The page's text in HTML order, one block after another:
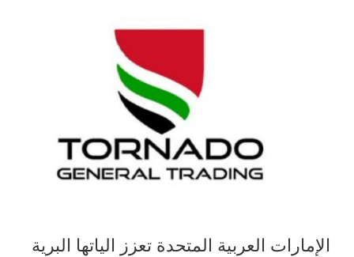
الإمارات العربية المتحدة تعزز الياتها البرية